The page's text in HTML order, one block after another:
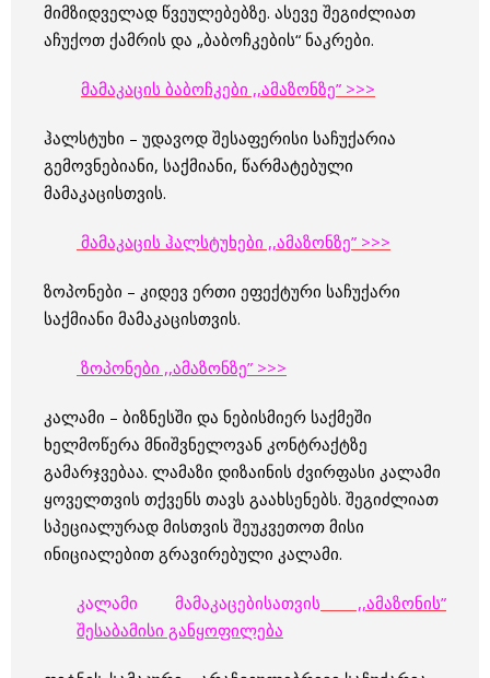
მიმზიდველად წვეულებებზე. ასევე შეგიძლიათ
აჩუქოთ ქამრის და „ბაბოჩკების“ ნაკრები.
მამაკაცის ბაბოჩკები ,,ამაზონზე” >>>
ჰალსტუხი – უდავოდ შესაფერისი საჩუქარია
გემოვნებიანი, საქმიანი, წარმატებული
მამაკაცისთვის.
მამაკაცის ჰალსტუხები ,,ამაზონზე” >>>
ზოპონები – კიდევ ერთი ეფექტური საჩუქარი
საქმიანი მამაკაცისთვის.
ზოპონები ,,ამაზონზე” >>>
კალამი – ბიზნესში და ნებისმიერ საქმეში
ხელმოწერა მნიშვნელოვან კონტრაქტზე
გამარჯვებაა. ლამაზი დიზაინის ძვირფასი კალამი
ყოველთვის თქვენს თავს გაახსენებს. შეგიძლიათ
სპეციალურად მისთვის შეუკვეთოთ მისი
ინიციალებით გრავირებული კალამი.
კალამი მამაკაცებისათვის ,,ამაზონის”
შესაბამისი განყოფილება